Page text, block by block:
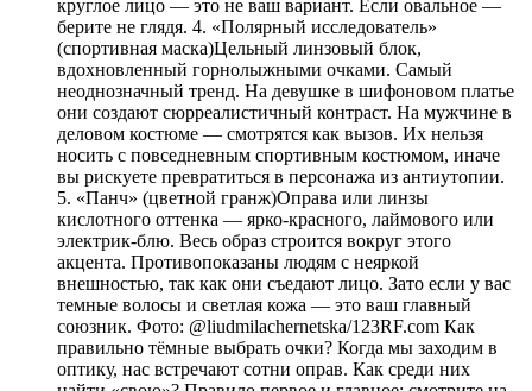
круглое лицо — это не ваш вариант. Если овальное —
берите не глядя. 4. «Полярный исследователь»
(спортивная маска)Цельный линзовый блок,
вдохновленный горнолыжными очками. Самый
неоднозначный тренд. На девушке в шифоновом платье
они создают сюрреалистичный контраст. На мужчине в
деловом костюме — смотрятся как вызов. Их нельзя
носить с повседневным спортивным костюмом, иначе
вы рискуете превратиться в персонажа из антиутопии.
5. «Панч» (цветной гранж)Оправа или линзы
кислотного оттенка — ярко-красного, лаймового или
электрик-блю. Весь образ строится вокруг этого
акцента. Противопоказаны людям с неяркой
внешностью, так как они съедают лицо. Зато если у вас
темные волосы и светлая кожа — это ваш главный
союзник. Фото: @liudmilachernetska/123RF.com Как
правильно тёмные выбрать очки? Когда мы заходим в
оптику, нас встречают сотни оправ. Как среди них